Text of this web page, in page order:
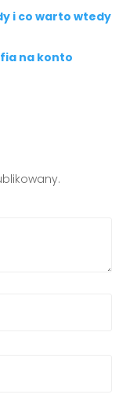
i co warto wtedy
na konto